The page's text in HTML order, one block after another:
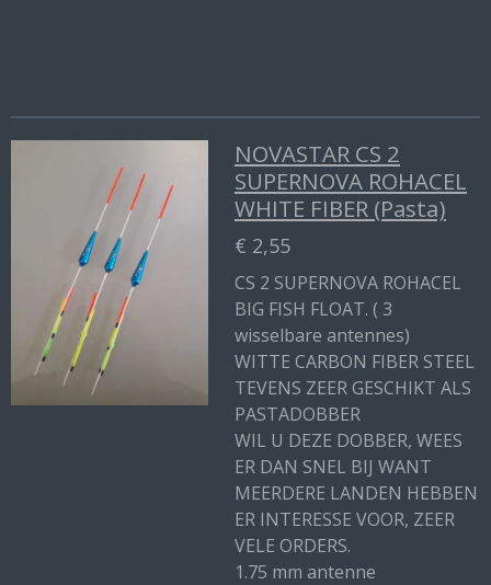
NOVASTAR CS 2
SUPERNOVA ROHACEL
WHITE FIBER (Pasta)
€ 2,55
CS 2 SUPERNOVA ROHACEL
BIG FISH FLOAT. ( 3
wisselbare antennes)
WITTE CARBON FIBER STEEL
TEVENS ZEER GESCHIKT ALS
PASTADOBBER
WIL U DEZE DOBBER, WEES
ER DAN SNEL BIJ WANT
MEERDERE LANDEN HEBBEN
ER INTERESSE VOOR, ZEER
VELE ORDERS.
1.75 mm antenne